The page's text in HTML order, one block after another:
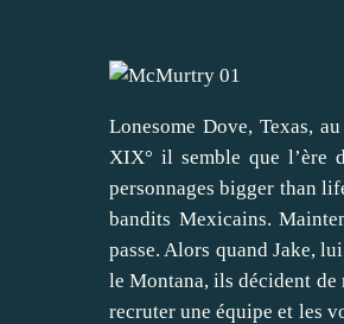
Lonesome Dove, Texas,
XIX° il semble que l’ère
personnages bigger than
bandits Mexicains.
passe. Alors quand Jake,
le Montana, ils décident de
recruter une équipe et les